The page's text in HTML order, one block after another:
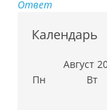
Ответ
Календарь
Август
Пн
Вт